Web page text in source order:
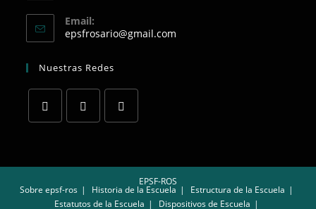
Email:
epsfrosario@gmail.com
Nuestras Redes
a
new
a
new
tab
a
new
tab
EPSF-ROS
Sobre epsf-ros Historia de la Escuela
Estructura de la Escuela
Estatutos de la Escuela
Dispositivos de Escuela